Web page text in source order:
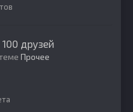
друзей
Прочее